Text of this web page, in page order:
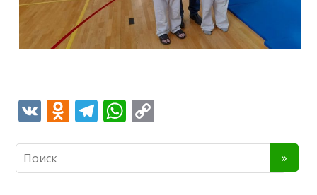
V O
o
T
gr
W
s y